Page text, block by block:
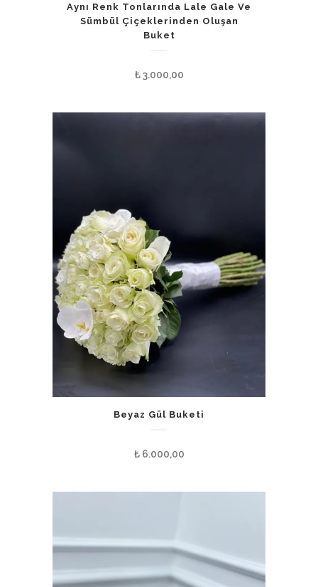
Aynı Renk Tonlarında Lale Gale Ve
Sümbül Çiçeklerinden Oluşan
Buket
₺3.000,00
Beyaz Gül Buketi
₺6.000,00